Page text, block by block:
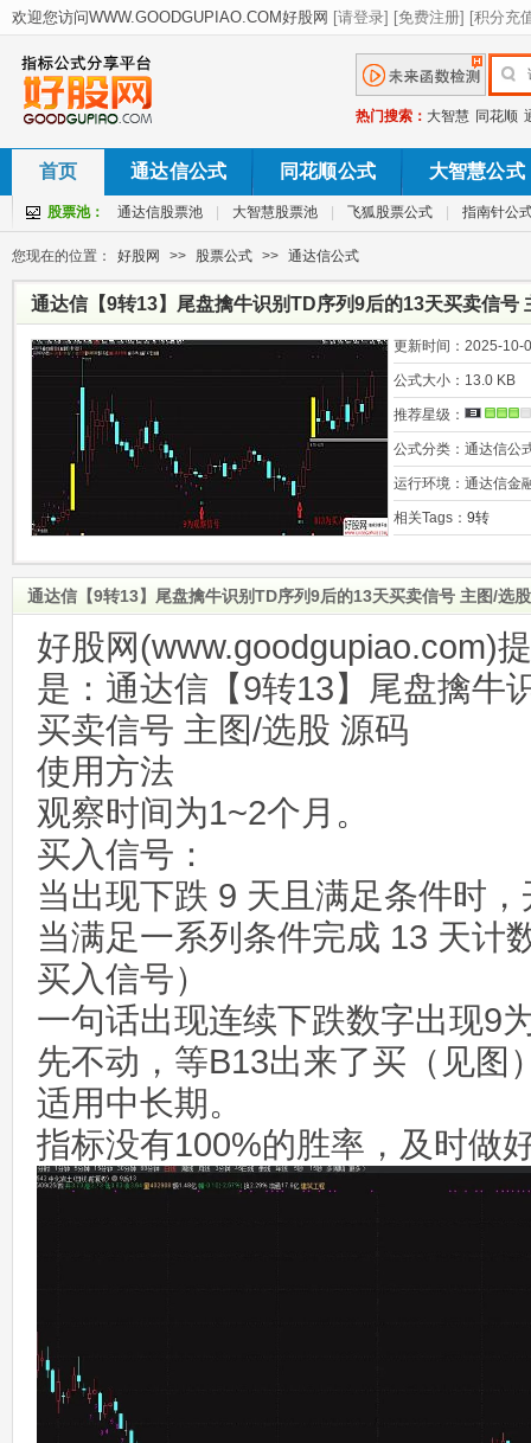
热门搜索： 大智慧 同花顺
首页 通达信公式 同花顺公式 大智慧公式
股票池： 通达信股票池 大智慧股票池 飞狐股票公式 指南针公
您现在的位置： 好股网 >> 股票公式 >> 通达信公式
通达信【9转13】尾盘擒牛识别TD序列9后的13天买卖信号
更新时间： 2025-10-
公式大小： 13.0 KB
推荐星级：
公式分类： 通达信公
运行环境： 通达信金
相关Tags： 9转
通达信【9转13】尾盘擒牛识别TD序列9后的13天买卖信号 主图/选
好股网(www.goodgupiao.com)
是：通达信【9转13】尾盘擒牛
买卖信号 主图/选股 源码
使用方法
观察时间为1~2个月。
买入信号：
当出现下跌 9 天且满足条件时
当满足一系列条件完成 13 天计
买入信号）
一句话出现连续下跌数字出现9
先不动，等B13出来了买（见图
适用中长期。
指标没有100%的胜率，及时做